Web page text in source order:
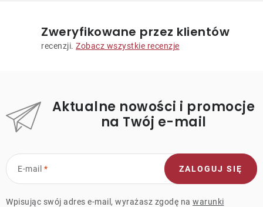
Zweryfikowane przez klientów
recenzji. Zobacz wszystkie recenzje
Aktualne nowości i promocje
na Twój e-mail
E-mail
Wpisując swój adres e-mail, wyrażasz zgodę na warunki
ZALOGUJ SIĘ